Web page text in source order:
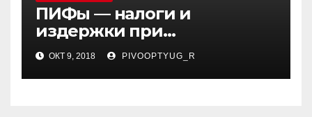
ПИФы — налоги и
издержки при
инвестировании |
ОКТ 9, 2018 PIVOOPTYUG_R